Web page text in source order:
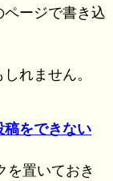
ページで書き込
れません。
稿をできない
を置いておき